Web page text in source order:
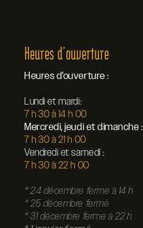
Heures d’ouverture
Heures d'ouverture :
Lundi et mardi:
7 h 30 à 14 h 00
Mercredi, jeudi et dimanche :
7 h 30 à 21 h 00
Vendredi et samedi :
7 h 30 à 22 h 00
* 24 décembre ferme à 14 h
* 25 décembre fermé
* 31 décembre ferme à 22 h